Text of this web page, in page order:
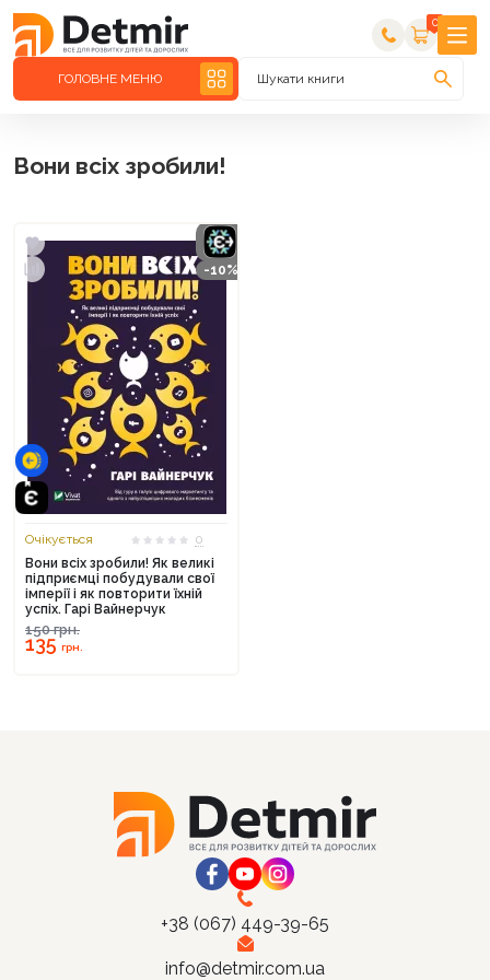
0
ГОЛОВНЕ МЕНЮ Шукати книги
Вони всіх зробили!
-10%
Очікується
0
Вони всіх зробили! Як великі
підприємці побудували свої
імперії і як повторити їхній
успіх. Гарі Вайнерчук
150грн.
135грн.
+38 (067) 449-39-65
info@detmir.com.ua
Продовжити покупки